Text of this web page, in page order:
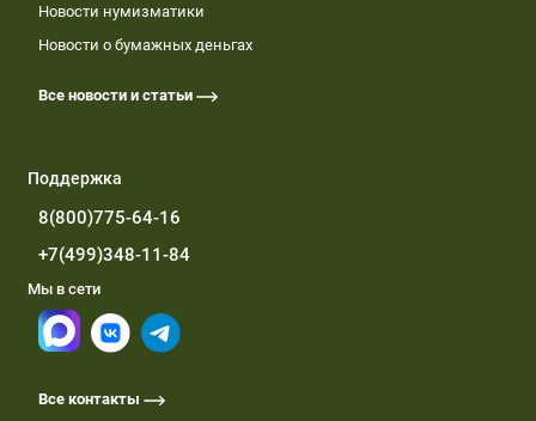
Новости нумизматики
Новости о бумажных деньгах
Все новости и статьи
Поддержка
8(800)775-64-16
+7(499)348-11-84
Мы в сети
Все контакты